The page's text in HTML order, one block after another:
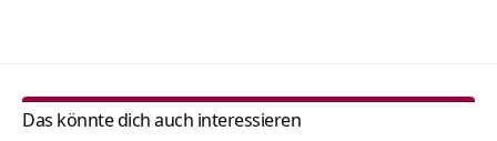
Das könnte dich auch interessieren